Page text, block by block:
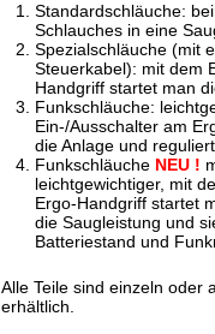
Standardschläuche:
Schlauches in eine
Spezialschläuche (mit
Steuerkabel): mit dem
Handgriff startet man
Funkschläuche:
Ein-/Ausschalter am
die Anlage und
Funkschläuche NEU !
leichtgewichtiger, mit
Ergo-Handgriff startet
die Saugleistung und
Batteriestand und
Alle Teile sind einzeln oder
erhältlich.